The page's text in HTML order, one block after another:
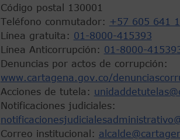
Código postal 130001
Teléfono conmutador: +57 605 641
Línea gratuita: 01-8000-415393
Línea Anticorrupción: 01-8000-
Denuncias por actos de corrupción:
www.cartagena.gov.co/
Acciones de tutela:
Notificaciones judiciales:
Correo institucional: